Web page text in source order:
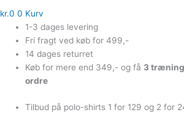
kr.0 0 Kurv
1-3 dages levering
Fri fragt ved køb for 499,-
14 dages returret
Køb for mere end 349,- og få 3
ordre
Tilbud på polo-shirts 1 for 129 og 2 for